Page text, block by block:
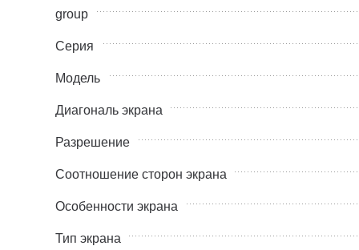
group
Серия
Модель
Диагональ экрана
Разрешение
Соотношение сторон экрана
Особенности экрана
Тип экрана